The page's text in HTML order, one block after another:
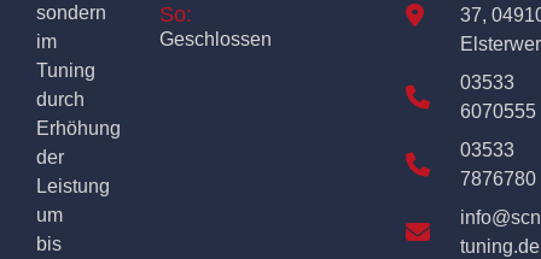
sondern
im
Tuning
durch
Erhöhung
der
Leistung
um
bis
So:
Geschlossen
37,
03533
6070555
03533
7876780
tuning.de